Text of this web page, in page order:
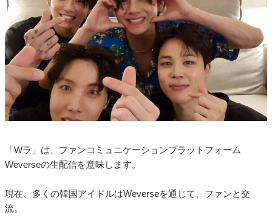
「Wラ」は、ファンコミュニケーションプラットフォーム
Weverseの生配信を意味します。
現在、多くの韓国アイドルはWeverseを通じて、ファンと交
流。